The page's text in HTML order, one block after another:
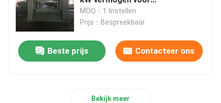
Verticale Persmachine
Horizontale Persmachine
staalrecycling
MOQ：1 Instellen
Prijs：Bespreekbaar
Beste prijs Contacteer ons
Bekijk meer